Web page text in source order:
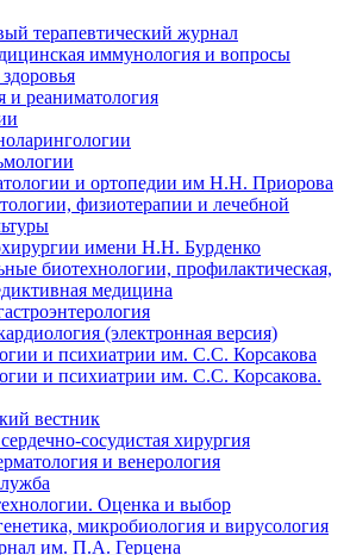
терапевтический журнал
иммунология и вопросы
и реаниматология
и ортопедии им Н.Н. Приорова
физиотерапии и лечебной
имени Н.Н. Бурденко
биотехнологии, профилактическая,
медицина
(электронная версия)
и психиатрии им. С.С. Корсакова
и психиатрии им. С.С. Корсакова.
вестник
сосудистая хирургия
и венерология
Оценка и выбор
микробиология и вирусология
им. П.А. Герцена